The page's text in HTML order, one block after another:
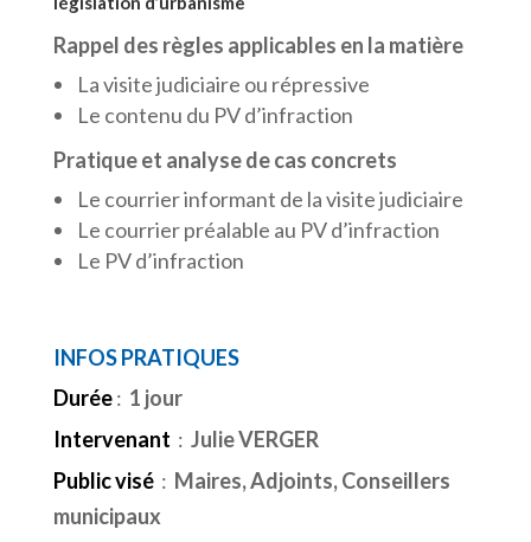
Rappel des règles applicables en la matière
La visite judiciaire ou répressive
Le contenu du PV d’infraction
Pratique et analyse de cas concrets
Le courrier informant de la visite judiciaire
Le courrier préalable au PV d’infraction
Le PV d’infraction
INFOS PRATIQUES
Durée: 1 jour
Intervenant : Julie VERGER
Public visé : Maires, Adjoints, Conseillers
municipaux